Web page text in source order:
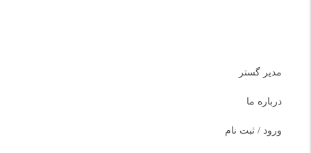
مدیر گستر
درباره ما
ورود / ثبت نام